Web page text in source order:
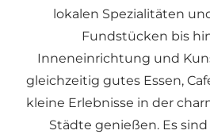
lokalen Spezialitäten
Fundstücken bis
Inneneinrichtung und
gleichzeitig gutes Essen,
kleine Erlebnisse in der
Städte genießen. Es